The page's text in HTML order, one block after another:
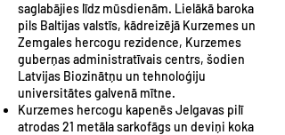
saglabājies līdz mūsdienām. Lielākā baroka
pils Baltijas valstīs, kādreizējā Kurzemes un
Zemgales hercogu rezidence, Kurzemes
guberņas administratīvais centrs, šodien
Latvijas Biozinātņu un tehnoloģiju
universitātes galvenā mītne.
Kurzemes hercogu kapenēs Jelgavas pilī
atrodas 21 metāla sarkofāgs un deviņi koka